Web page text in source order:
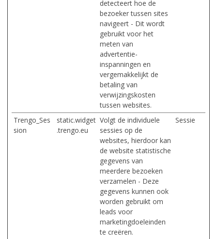
detecteert hoe de
bezoeker tussen sites
navigeert - Dit wordt
gebruikt voor het
meten van
advertentie-
inspanningen en
vergemakkelijkt de
betaling van
verwijzingskosten
tussen websites.
Trengo_Ses
sion
static.widget
.trengo.eu
Volgt de individuele
sessies op de
websites, hierdoor kan
de website statistische
gegevens van
meerdere bezoeken
verzamelen - Deze
gegevens kunnen ook
worden gebruikt om
leads voor
marketingdoeleinden
te creëren.
Sessie